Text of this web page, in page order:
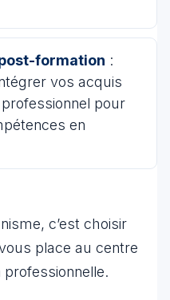
formation :
vos acquis
pour
en
c’est choisir
place au centre